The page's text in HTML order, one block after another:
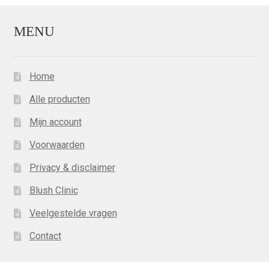
MENU
Home
Alle producten
Mijn account
Voorwaarden
Privacy & disclaimer
Blush Clinic
Veelgestelde vragen
Contact